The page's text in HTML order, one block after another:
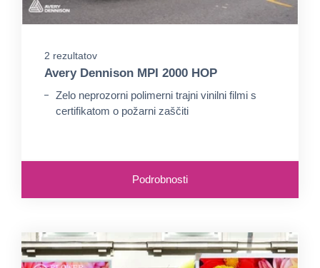
2 rezultatov
Avery Dennison MPI 2000 HOP
Zelo neprozorni polimerni trajni vinilni filmi s
certifikatom o požarni zaščiti
Podrobnosti